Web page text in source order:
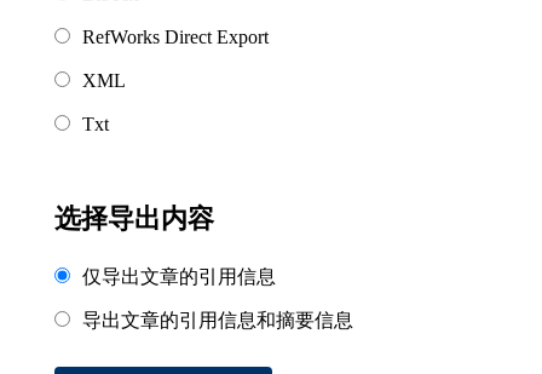
RefWorks Direct Export
XML
Txt
选择导出内容
仅导出文章的引用信息
导出文章的引用信息和摘要信息